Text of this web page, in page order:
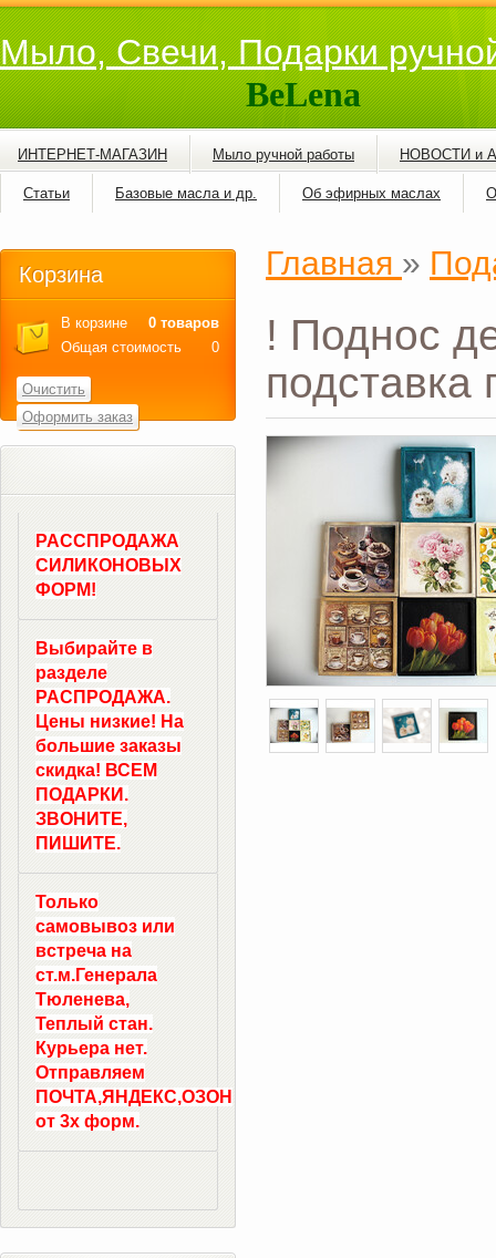
Мыло, Свечи, Подарки
BeLena
ИНТЕРНЕТ-МАГАЗИН Мыло ручной работы НОВОСТИ и
Статьи Базовые масла и др. Об эфирных маслах
Главная »
! Поднос
подставка
Корзина
В корзине
0 товаров
Общая стоимость
0
Очистить
Оформить заказ
РАССПРОДАЖА
СИЛИКОНОВЫХ
ФОРМ!
Выбирайте в
разделе
РАСПРОДАЖА.
Цены низкие! На
большие заказы
скидка! ВСЕМ
ПОДАРКИ.
ЗВОНИТЕ,
ПИШИТЕ.
Только
самовывоз или
встреча на
ст.м.Генерала
Тюленева,
Теплый стан.
Курьера нет.
Отправляем
ПОЧТА,ЯНДЕКС,ОЗОН
от 3х форм.